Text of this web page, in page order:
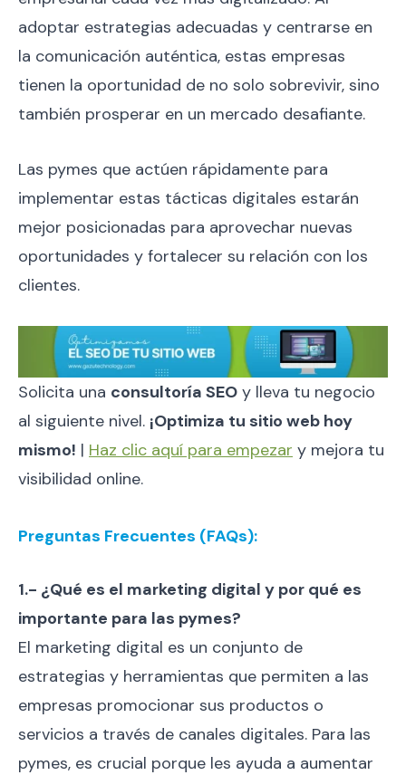
adoptar estrategias adecuadas y centrarse en
la comunicación auténtica, estas empresas
tienen la oportunidad de no solo sobrevivir, sino
también prosperar en un mercado desafiante.
Las pymes que actúen rápidamente para
implementar estas tácticas digitales estarán
mejor posicionadas para aprovechar nuevas
oportunidades y fortalecer su relación con los
clientes.
Solicita una consultoría SEO y lleva tu negocio
al siguiente nivel. ¡Optimiza tu sitio web hoy
mismo! | Haz clic aquí para empezar y mejora tu
visibilidad online.
Preguntas Frecuentes (FAQs):
1.- ¿Qué es el marketing digital y por qué es
importante para las pymes?
El marketing digital es un conjunto de
estrategias y herramientas que permiten a las
empresas promocionar sus productos o
servicios a través de canales digitales. Para las
pymes, es crucial porque les ayuda a aumentar